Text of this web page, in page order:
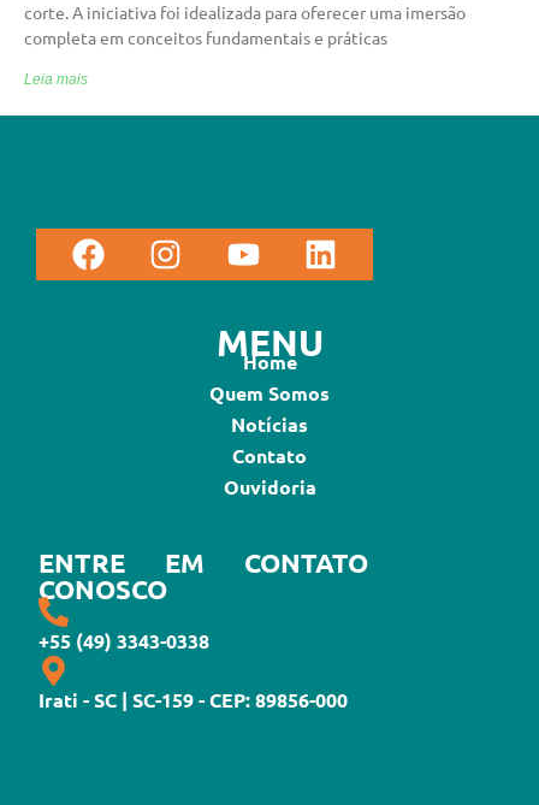
corte. A iniciativa foi idealizada para oferecer uma imersão
completa em conceitos fundamentais e práticas
Leia mais
MENU
Home
Quem Somos
Notícias
Contato
Ouvidoria
ENTRE EM CONTATO
CONOSCO
+55 (49) 3343-0338
Irati - SC | SC-159 - CEP: 89856-000